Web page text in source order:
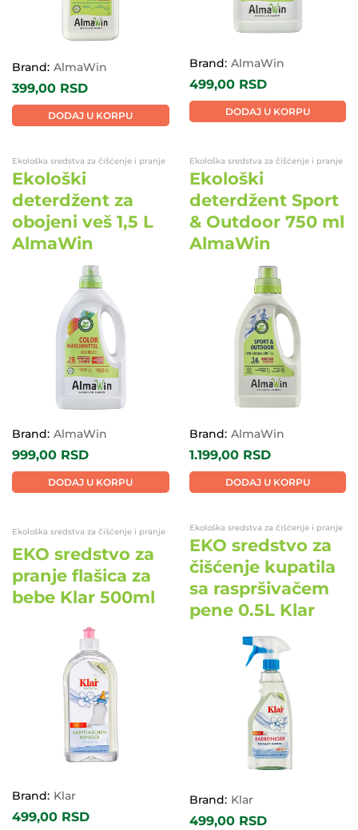
Brand: AlmaWin
399,00 RSD
DODAJ U KORPU
Brand: AlmaWin
499,00 RSD
DODAJ U KORPU
Ekološka sredstva za čišćenje i pranje
Ekološki
deterdžent za
obojeni veš 1,5 L
AlmaWin
Brand: AlmaWin
999,00 RSD
DODAJ U KORPU
Ekološka sredstva za čišćenje i pranje
Ekološki
deterdžent Sport
& Outdoor 750 ml
AlmaWin
Brand: AlmaWin
1.199,00 RSD
DODAJ U KORPU
Ekološka sredstva za čišćenje i pranje
EKO sredstvo za
pranje flašica za
bebe Klar 500ml
Brand: Klar
499,00 RSD
Ekološka sredstva za čišćenje i pranje
EKO sredstvo za
čišćenje kupatila
sa raspršivačem
pene 0.5L Klar
Brand: Klar
499,00 RSD